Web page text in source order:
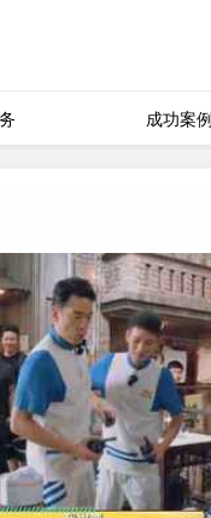
成功案例